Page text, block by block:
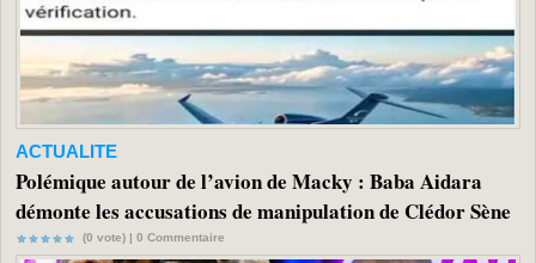
ACTUALITE
Polémique autour de l’avion de Macky : Baba Aidara
démonte les accusations de manipulation de Clédor Sène
(0 vote) | 0 Commentaire